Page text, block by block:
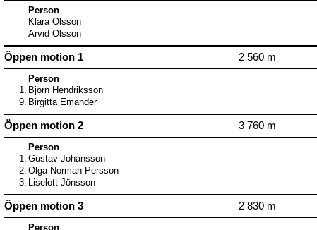
Person
Klara Olsson
Arvid Olsson
Öppen motion 1 2 560 m
Person
1. Björn Hendriksson
9. Birgitta Emander
Öppen motion 2 3 760 m
Person
1. Gustav Johansson
2. Olga Norman Persson
3. Liselott Jönsson
Öppen motion 3 2 830 m